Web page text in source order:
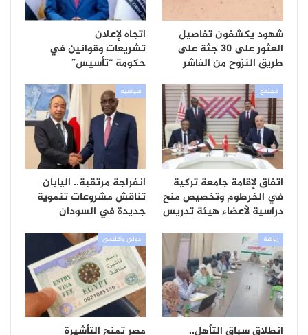
شهود يكشفون تفاصيل
العثور على 30 جثة على
طريق النزوح من الفاشر
اتجاه لإعلان
تشريعات وقوانين في
حكومة “تأسيس”
مجتمع
اتفاق لإقامة جامعة تركية
في الخرطوم وتخصيص منح
دراسية لأعضاء هيئة تدريس
سياسية
انفراجة مرتقبة.. اليابان
تناقش مشروعات تنموية
جديدة في السودان
رياضة
انطلاق سباق التأهل..
دولي واقليمي
مصر تمنح التأشيرة